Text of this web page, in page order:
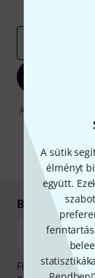
A sütik
élményt
együtt.
A "Bejelentkezés"
önnek
Biztonságos
Fizessen